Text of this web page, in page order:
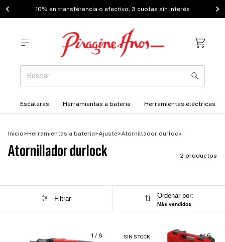
10% en transferencia o efectivo, 3 cuotas sin interés
Escaleras Herramientas a bateria Herramientas eléctricas
Inicio>Herramientas a bateria>Ajuste>Atornillador durlock
Atornillador durlock 2 productos
Filtrar Ordenar por:
Más vendidos
1 / 6 1/6
SIN STOCK